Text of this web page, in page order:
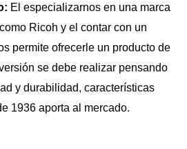
El especializarnos en una marca
Ricoh y el contar con un
permite ofrecerle un producto de
se debe realizar pensando
y durabilidad, características
1936 aporta al mercado.